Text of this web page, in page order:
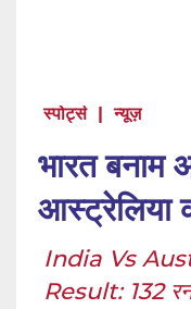
स्पोर्ट्स | न्यूज़
भारत बनाम
आस्ट्रेलिया
India Vs
Result: 132